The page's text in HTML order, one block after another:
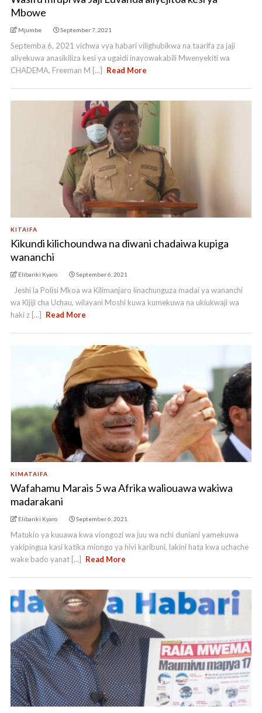
Mbowe
Mjumbe September 7, 2021
Septemba 6, 2021 vichwa vya habari vilighubikwa na taarifa za jaji
aliyekuwa anasikiliza kesi ya ugaidi inayowakabili Mwenyekiti wa
CHADEMA, Freeman M [...]
Read More
KITAIFA
Kikundi kilichoundwa na diwani chadaiwa kupiga
wananchi
Elibariki Kyaro September 6, 2021
Jeshi la Polisi Mkoa wa Kilimanjaro linachunguza madai ya wananchi
wa Kijiji cha Uchau, wilayani Moshi kuwa kumekuwa na ukiukwaji wa
haki z [...]
Read More
KIMATAIFA
Wafahamu Marais 5 wa Afrika waliouawa wakiwa
madarakani
Elibariki Kyaro September 6, 2021
Matukio ya kuuawa kwa viongozi wa juu wa nchi duniani yamekuwa
yakipingua kasi katika miongo ya hivi karibuni, lakini hata kwa uchache
wake bado yanat [...]
Read More